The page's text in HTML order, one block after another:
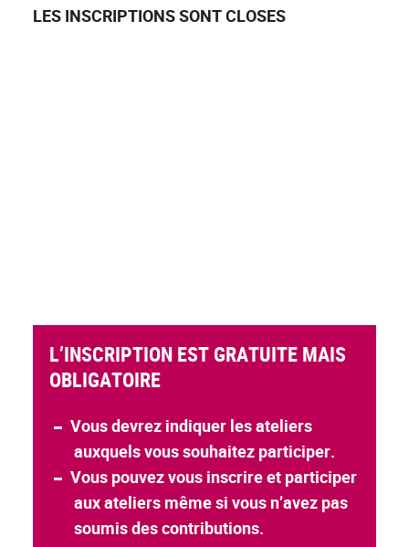
LES INSCRIPTIONS SONT CLOSES
L’INSCRIPTION EST GRATUITE MAIS
OBLIGATOIRE
Vous devrez indiquer les ateliers
auxquels vous souhaitez participer.
Vous pouvez vous inscrire et participer
aux ateliers même si vous n’avez pas
soumis des contributions.